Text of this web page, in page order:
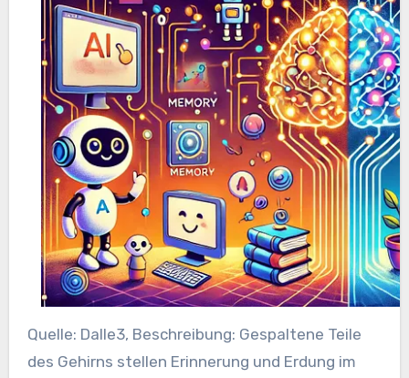
Quelle: Dalle3, Beschreibung: Gespaltene Teile
des Gehirns stellen Erinnerung und Erdung im